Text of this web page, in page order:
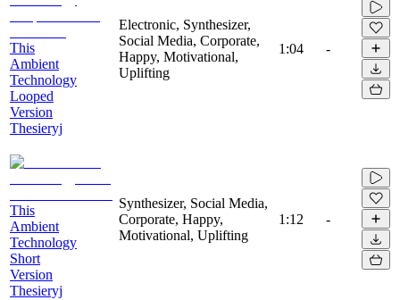
This
Ambient
Technology
Looped
Version
Thesieryj
Electronic, Synthesizer,
Social Media, Corporate,
Happy, Motivational,
Uplifting
1:04 -
This
Ambient
Technology
Short
Version
Thesieryj
Synthesizer, Social Media,
Corporate, Happy,
Motivational, Uplifting
1:12 -